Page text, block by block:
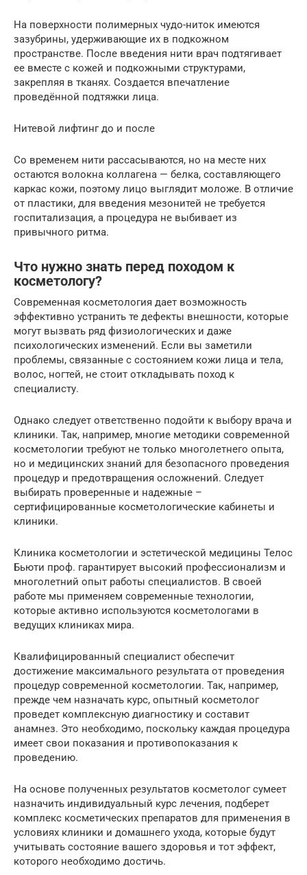
На поверхности полимерных чудо-ниток имеются
зазубрины, удерживающие их в подкожном
пространстве. После введения нити врач подтягивает
ее вместе с кожей и подкожными структурами,
закрепляя в тканях. Создается впечатление
проведённой подтяжки лица.
Нитевой лифтинг до и после
Со временем нити рассасываются, но на месте них
остаются волокна коллагена — белка, составляющего
каркас кожи, поэтому лицо выглядит моложе. В отличие
от пластики, для введения мезонитей не требуется
госпитализация, а процедура не выбивает из
привычного ритма.
Что нужно знать перед походом к
косметологу?
Современная косметология дает возможность
эффективно устранить те дефекты внешности, которые
могут вызвать ряд физиологических и даже
психологических изменений. Если вы заметили
проблемы, связанные с состоянием кожи лица и тела,
волос, ногтей, не стоит откладывать поход к
специалисту.
Однако следует ответственно подойти к выбору врача и
клиники. Так, например, многие методики современной
косметологии требуют не только многолетнего опыта,
но и медицинских знаний для безопасного проведения
процедур и предотвращения осложнений. Следует
выбирать проверенные и надежные –
сертифицированные косметологические кабинеты и
клиники.
Клиника косметологии и эстетической медицины Телос
Бьюти проф. гарантирует высокий профессионализм и
многолетний опыт работы специалистов. В своей
работе мы применяем современные технологии,
которые активно используются косметологами в
ведущих клиниках мира.
Квалифицированный специалист обеспечит
достижение максимального результата от проведения
процедур современной косметологии. Так, например,
прежде чем назначать курс, опытный косметолог
проведет комплексную диагностику и составит
анамнез. Это необходимо, поскольку каждая процедура
имеет свои показания и противопоказания к
проведению.
На основе полученных результатов косметолог сумеет
назначить индивидуальный курс лечения, подберет
комплекс косметических препаратов для применения в
условиях клиники и домашнего ухода, которые будут
учитывать состояние вашего здоровья и тот эффект,
которого необходимо достичь.